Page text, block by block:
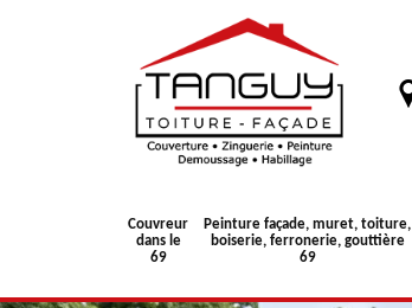
Couvreur
dans le
69
Peinture façade, muret, toiture,
boiserie, ferronerie, gouttière
69